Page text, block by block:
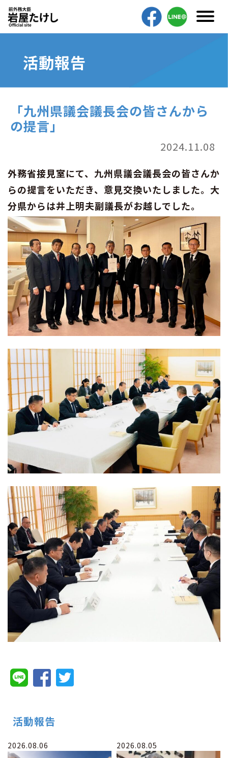
活動報告
「九州県議会議長会の皆さんから
の提言」
2024.11.08
外務省接見室にて、九州県議会議長会の皆さんか
らの提言をいただき、意見交換いたしました。大
分県からは井上明夫副議長がお越しでした。
活動報告
2026.08.06 2026.08.05